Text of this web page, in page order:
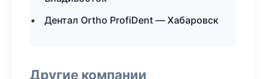
Дентал Ortho ProfiDent — Хабаровск
Другие компании